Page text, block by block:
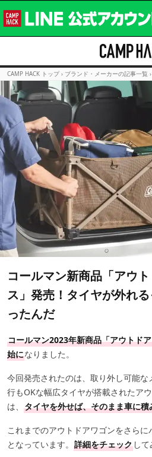
CAMP HACK トップ › ブランド・メーカーの記事一覧 ›
コールマン新商品「アウ
ス」発売！タイヤが外れ
ったんだ
コールマン2023年新商品「アウトド
始になりました。
今回発売されたのは、取り外し可能
行もOKな幅広タイヤが搭載されたア
は、 タイヤを外せば、そのまま車に
これまでのアウトドアワゴンをさら
となっています。 詳細をチェック し